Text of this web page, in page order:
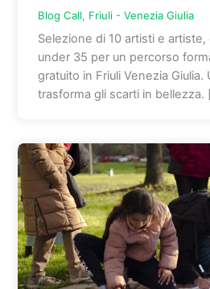
Blog Call Friuli - Venezia Giulia
Selezione di 10 artisti e
under 35 per un percorso
gratuito in Friuli Venezia
trasforma gli scarti in bellezza.